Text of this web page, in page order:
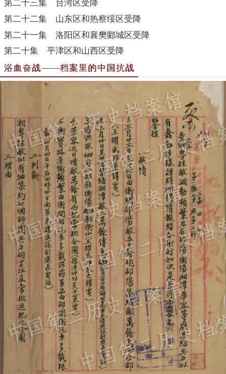
第二十三集 台湾区受降
第二十二集 山东区和热察绥区受降
第二十一集 洛阳区和襄樊郾城区受降
第二十集 平津区和山西区受降
浴血奋战——档案里的中国抗战